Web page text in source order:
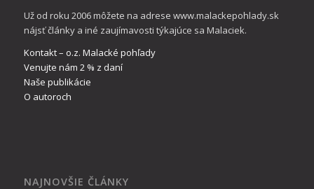
Už od roku 2006 môžete na adrese www.malackepohlady.sk
nájsť články a iné zaujímavosti týkajúce sa Malaciek.
Kontakt – o.z. Malacké pohľady
Venujte nám 2 % z daní
Naše publikácie
O autoroch
NAJNOVŠIE ČLÁNKY